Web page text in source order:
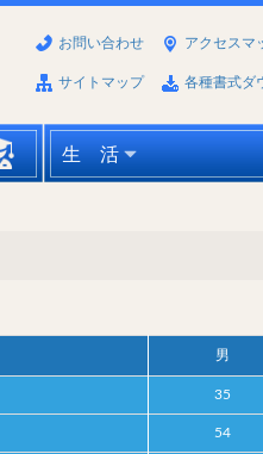
お問い合わせ アクセスマ
サイトマップ 各種書式ダ
生 活
男
35
54